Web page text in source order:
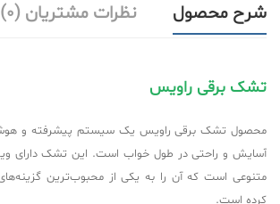
شرح محصول نظرات مشتریان (0)
تشک برقی راویس
محصول تشک برقی راویس یک سیستم پیشرفته و
آسایش و راحتی در طول خواب است. این تشک دارای
متنوعی است که آن را به یکی از محبوب‌ترین گزینه‌های
کرده است.